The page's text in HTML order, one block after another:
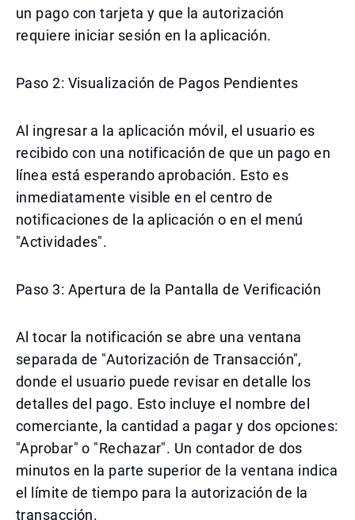
un pago con tarjeta y que la autorización
requiere iniciar sesión en la aplicación.
Paso 2: Visualización de Pagos Pendientes
Al ingresar a la aplicación móvil, el usuario es
recibido con una notificación de que un pago en
línea está esperando aprobación. Esto es
inmediatamente visible en el centro de
notificaciones de la aplicación o en el menú
"Actividades".
Paso 3: Apertura de la Pantalla de Verificación
Al tocar la notificación se abre una ventana
separada de "Autorización de Transacción",
donde el usuario puede revisar en detalle los
detalles del pago. Esto incluye el nombre del
comerciante, la cantidad a pagar y dos opciones:
"Aprobar" o "Rechazar". Un contador de dos
minutos en la parte superior de la ventana indica
el límite de tiempo para la autorización de la
transacción.